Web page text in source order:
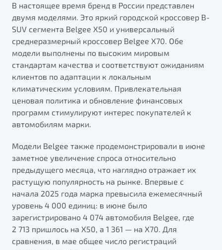
Обзор В наличии
X70
Универсальный кроссовер
от 2 499 990 ₽*
Обзор В наличии
Подробно
Автомобили в наличии
Тест-драйв
Автокредит
Спецпредложения
Будьте еще более уверены на дорогах с программой
"Помощь на дорогах"
Преимущества программы
Калькулятор ТО
Клиентская поддержка
В настоящее время бренд в России представлен
двумя моделями. Это яркий городской кроссовер B-
SUV сегмента Belgee X50 и универсальный
среднеразмерный кроссовер Belgee X70. Обе
модели выполнены по высоким мировым
стандартам качества и соответствуют ожиданиям
клиентов по адаптации к локальным
климатическим условиям. Привлекательная
ценовая политика и обновление финансовых
программ стимулируют интерес покупателей к
автомобилям марки.
Модели Belgee также продемонстрировали в июне
заметное увеличение спроса относительно
предыдущего месяца, что наглядно отражает их
растущую популярность на рынке. Впервые с
начала 2025 года марка превысила ежемесячный
уровень 4 000 единиц: в июне было
зарегистрировано 4 074 автомобиля Belgee, где
2 713 пришлось на X50, а 1 361 — на X70. Для
сравнения, в мае общее число регистраций